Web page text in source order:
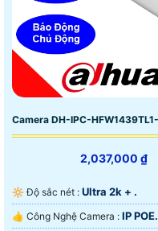
Camera DH-IPC-
2,037,000 ₫
🔆 Độ sắc nét : Ultra 2k + .
👍 Công Nghệ Camera : IP POE.